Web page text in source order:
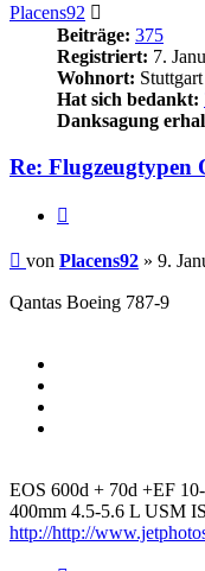
Placens92
Beiträge: 375
Registriert: 7.
Wohnort: Stuttgart
Hat sich bedankt:
Danksagung
Re: Flugzeugtypen
Beitrag
von Placens92 » 9.
Qantas Boeing 787-9
EOS 600d + 70d +EF
400mm 4.5-5.6 L USM
http://http://